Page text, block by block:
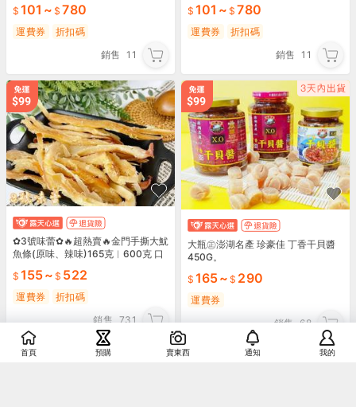
101 ~ 780
運費券
折扣碼
銷售 11
101 ~ 780
運費券
折扣碼
銷售 11
✿3號味蕾✿🔥超熱賣🔥金門手撕大魷
魚條(原味、辣味)165克︱600克 口
訂！155~ 522
運費券
折扣碼
銷售 731
大瓶㊣澎湖名產 珍豪佳 丁香干貝醬
450G。
165~ 290
運費券
銷售 68
首頁 預購 賣東西 通知 我的